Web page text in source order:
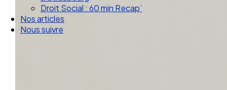
Droit Social : 60 min Recap’
Nos articles
Nous suivre